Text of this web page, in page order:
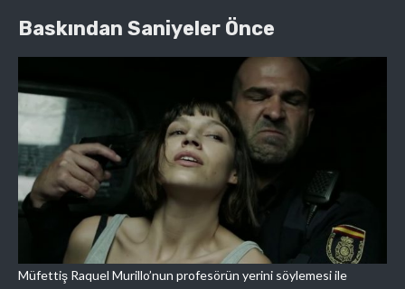
Baskından Saniyeler Önce
Müfettiş Raquel Murillo’nun profesörün yerini söylemesi ile